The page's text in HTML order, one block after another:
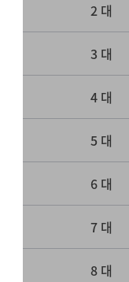
2 대
3 대
4 대
5 대
6 대
7 대
8 대